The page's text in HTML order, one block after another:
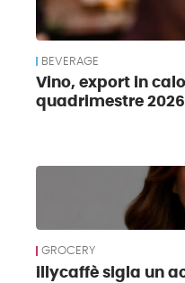
BEVERAGE
Vino, export in
quadrimestre 2026
GROCERY
illycaffè sigla un